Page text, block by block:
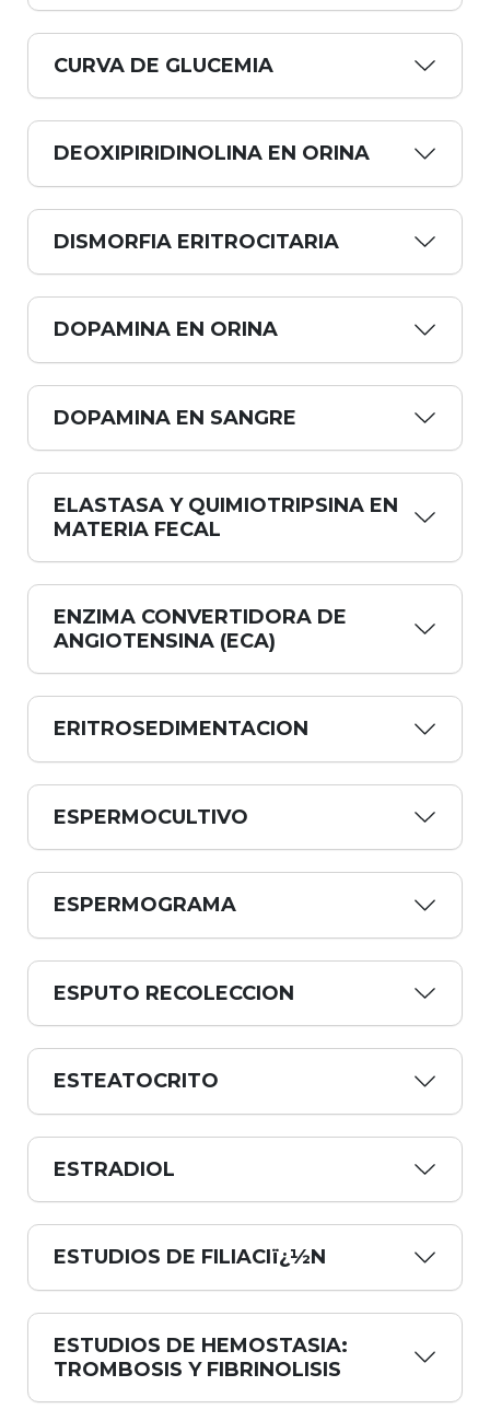
CURVA DE GLUCEMIA
DEOXIPIRIDINOLINA EN ORINA
DISMORFIA ERITROCITARIA
DOPAMINA EN ORINA
DOPAMINA EN SANGRE
ELASTASA Y QUIMIOTRIPSINA EN
MATERIA FECAL
ENZIMA CONVERTIDORA DE
ANGIOTENSINA (ECA)
ERITROSEDIMENTACION
ESPERMOCULTIVO
ESPERMOGRAMA
ESPUTO RECOLECCION
ESTEATOCRITO
ESTRADIOL
ESTUDIOS DE FILIACIï¿½N
ESTUDIOS DE HEMOSTASIA:
TROMBOSIS Y FIBRINOLISIS